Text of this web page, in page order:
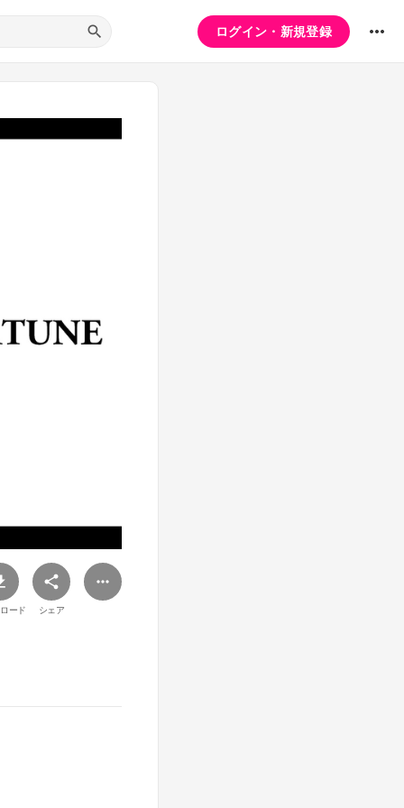
ログイン・新規登録
ード シェア